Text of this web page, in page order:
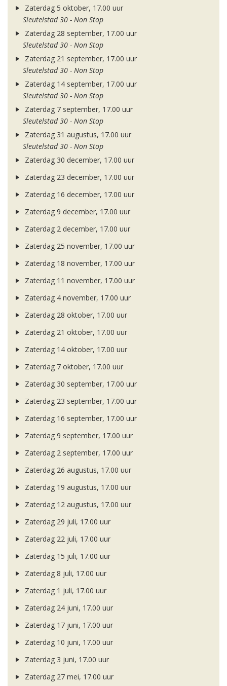
Zaterdag 5 oktober, 17.00 uur
Sleutelstad 30 - Non Stop
Zaterdag 28 september, 17.00 uur
Sleutelstad 30 - Non Stop
Zaterdag 21 september, 17.00 uur
Sleutelstad 30 - Non Stop
Zaterdag 14 september, 17.00 uur
Sleutelstad 30 - Non Stop
Zaterdag 7 september, 17.00 uur
Sleutelstad 30 - Non Stop
Zaterdag 31 augustus, 17.00 uur
Sleutelstad 30 - Non Stop
Zaterdag 30 december, 17.00 uur
Zaterdag 23 december, 17.00 uur
Zaterdag 16 december, 17.00 uur
Zaterdag 9 december, 17.00 uur
Zaterdag 2 december, 17.00 uur
Zaterdag 25 november, 17.00 uur
Zaterdag 18 november, 17.00 uur
Zaterdag 11 november, 17.00 uur
Zaterdag 4 november, 17.00 uur
Zaterdag 28 oktober, 17.00 uur
Zaterdag 21 oktober, 17.00 uur
Zaterdag 14 oktober, 17.00 uur
Zaterdag 7 oktober, 17.00 uur
Zaterdag 30 september, 17.00 uur
Zaterdag 23 september, 17.00 uur
Zaterdag 16 september, 17.00 uur
Zaterdag 9 september, 17.00 uur
Zaterdag 2 september, 17.00 uur
Zaterdag 26 augustus, 17.00 uur
Zaterdag 19 augustus, 17.00 uur
Zaterdag 12 augustus, 17.00 uur
Zaterdag 29 juli, 17.00 uur
Zaterdag 22 juli, 17.00 uur
Zaterdag 15 juli, 17.00 uur
Zaterdag 8 juli, 17.00 uur
Zaterdag 1 juli, 17.00 uur
Zaterdag 24 juni, 17.00 uur
Zaterdag 17 juni, 17.00 uur
Zaterdag 10 juni, 17.00 uur
Zaterdag 3 juni, 17.00 uur
Zaterdag 27 mei, 17.00 uur